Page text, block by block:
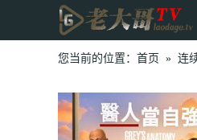
您当前的位置： 首页 » 连